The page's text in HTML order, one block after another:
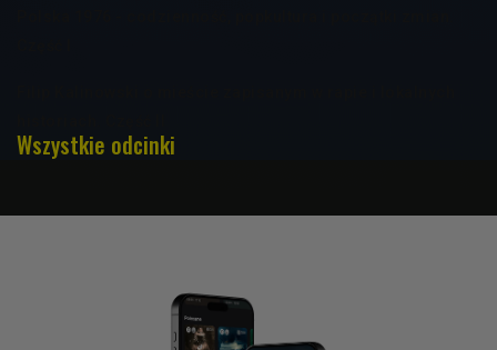
Wszystkie odcinki